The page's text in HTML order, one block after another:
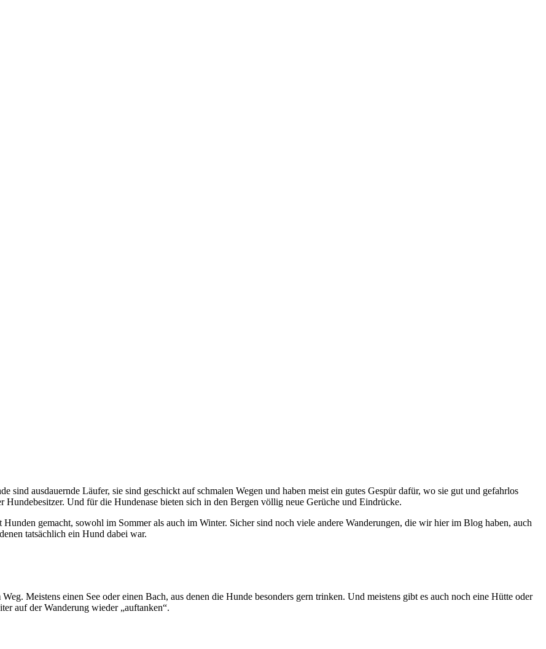
sind ausdauernde Läufer, sie sind geschickt auf schmalen Wegen und haben meist ein gutes Gespür dafür, wo sie gut und gefahrlos
Und für die Hundenase bieten sich in den Bergen völlig neue Gerüche und Eindrücke.
gemacht, sowohl im Sommer als auch im Winter. Sicher sind noch viele andere Wanderungen, die wir hier im Blog haben, auch
tatsächlich ein Hund dabei war.
Meistens einen See oder einen Bach, aus denen die Hunde besonders gern trinken. Und meistens gibt es auch noch eine Hütte oder
auf der Wanderung wieder „auftanken“.